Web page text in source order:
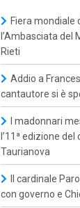
Fiera mondiale
l’Ambasciata del
Rieti
Addio a
cantautore si è
I madonnari
l’11ª edizione del
Taurianova
Il cardinale
con governo e